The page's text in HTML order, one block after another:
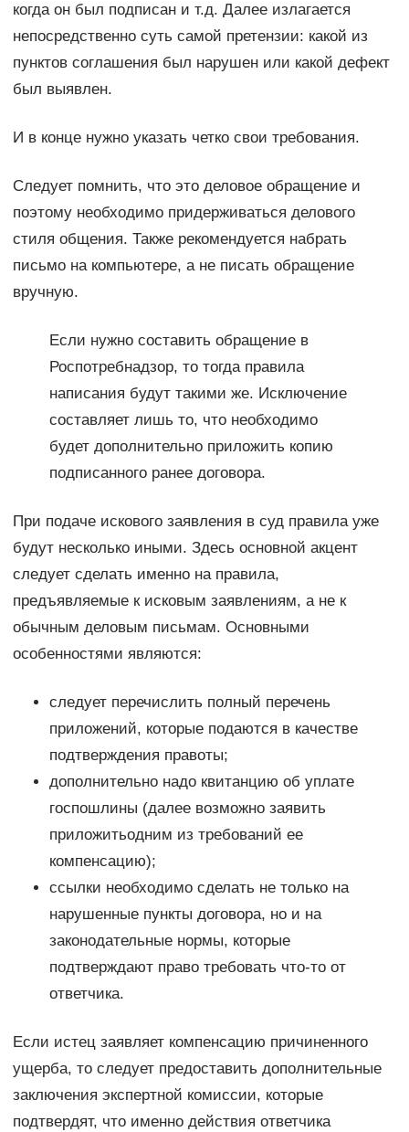
когда он был подписан и т.д. Далее излагается
непосредственно суть самой претензии: какой из
пунктов соглашения был нарушен или какой дефект
был выявлен.
И в конце нужно указать четко свои требования.
Следует помнить, что это деловое обращение и
поэтому необходимо придерживаться делового
стиля общения. Также рекомендуется набрать
письмо на компьютере, а не писать обращение
вручную.
Если нужно составить обращение в
Роспотребнадзор, то тогда правила
написания будут такими же. Исключение
составляет лишь то, что необходимо
будет дополнительно приложить копию
подписанного ранее договора.
При подаче искового заявления в суд правила уже
будут несколько иными. Здесь основной акцент
следует сделать именно на правила,
предъявляемые к исковым заявлениям, а не к
обычным деловым письмам. Основными
особенностями являются:
следует перечислить полный перечень
приложений, которые подаются в качестве
подтверждения правоты;
дополнительно надо квитанцию об уплате
госпошлины (далее возможно заявить
приложитьодним из требований ее
компенсацию);
ссылки необходимо сделать не только на
нарушенные пункты договора, но и на
законодательные нормы, которые
подтверждают право требовать что-то от
ответчика.
Если истец заявляет компенсацию причиненного
ущерба, то следует предоставить дополнительные
заключения экспертной комиссии, которые
подтвердят, что именно действия ответчика